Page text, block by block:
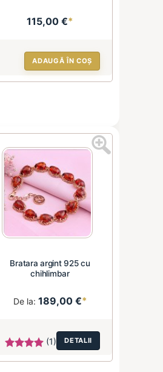
115,00 €*
ADAUGĂ ÎN COȘ
Bratara argint 925 cu
chihlimbar
De la: 189,00 €*
(1) DETALII